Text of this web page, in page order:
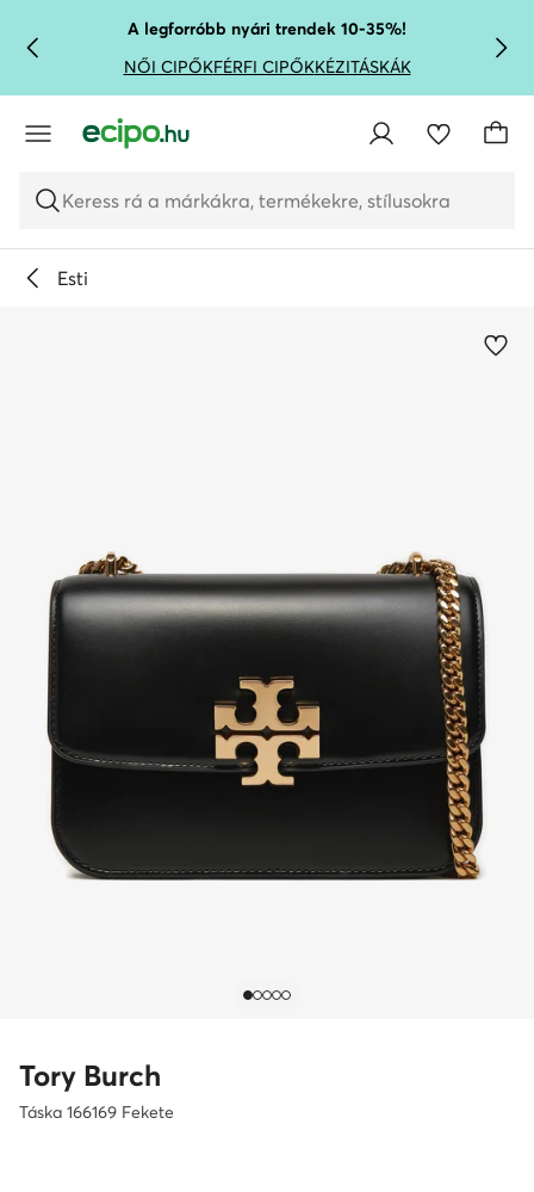
UGRÁS A FŐ TARTALOMRA
UGRÁS A KERESÉSHEZA legforróbb nyári trendek 10-35%!
NŐI CIPŐKFÉRFI CIPŐKKÉZITÁSKÁK
Keress rá a márkákra, termékekre, stílusokra
Esti
Tory Burch
Táska 166169 Fekete